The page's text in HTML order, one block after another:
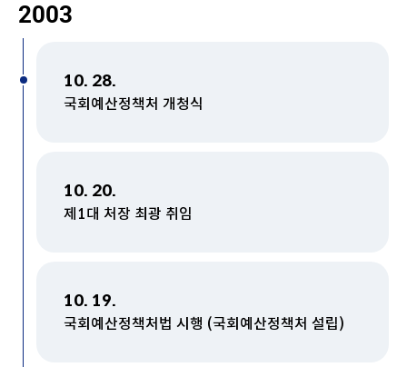
2003
10. 28.
국회예산정책처 개청식
10. 20.
제1대 처장 최광 취임
10. 19.
국회예산정책처법 시행 (국회예산정책처 설립)